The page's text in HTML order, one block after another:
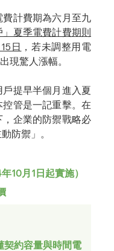
計費期為六月至九
」夏季電費計費期則
日 ，若未調整用電
現驚人漲幅。
提早半個月進入夏
管是一記重擊。在
企業的防禦戰略必
防禦」。
10月1日起實施）
契約容量與時間電